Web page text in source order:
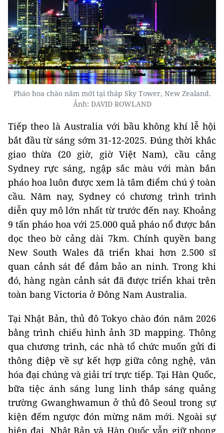
Pháo hoa chào năm mới tại tháp Sky Tower, New Zealand.
Ảnh: DAVID ROWLAND
Tiếp theo là Australia với bầu không khí lễ hội
bắt đầu từ sáng sớm 31-12-2025. Đúng thời khắc
giao thừa (20 giờ, giờ Việt Nam), cầu cảng
Sydney rực sáng, ngập sắc màu với màn bắn
pháo hoa luôn được xem là tâm điểm chú ý toàn
cầu. Năm nay, Sydney có chương trình trình
diễn quy mô lớn nhất từ trước đến nay. Khoảng
9 tấn pháo hoa với 25.000 quả pháo nổ được bắn
dọc theo bờ cảng dài 7km. Chính quyền bang
New South Wales đã triển khai hơn 2.500 sĩ
quan cảnh sát để đảm bảo an ninh. Trong khi
đó, hàng ngàn cảnh sát đã được triển khai trên
toàn bang Victoria ở Đông Nam Australia.
Tại Nhật Bản, thủ đô Tokyo chào đón năm 2026
bằng trình chiếu hình ảnh 3D mapping. Thông
qua chương trình, các nhà tổ chức muốn gửi đi
thông điệp về sự kết hợp giữa công nghệ, văn
hóa đại chúng và giải trí trực tiếp. Tại Hàn Quốc,
bữa tiệc ánh sáng lung linh thắp sáng quảng
trường Gwanghwamun ở thủ đô Seoul trong sự
kiện đếm ngược đón mừng năm mới. Ngoài sự